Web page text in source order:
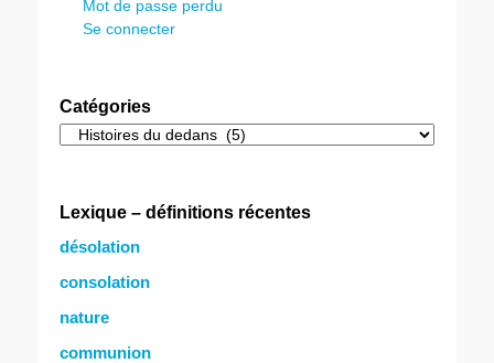
Mot de passe perdu
Se connecter
Catégories
Catégories
Lexique – définitions récentes
désolation
consolation
nature
communion